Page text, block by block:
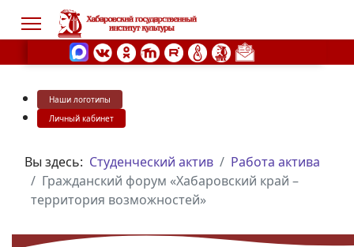
Наши логотипы
Личный кабинет
Вы здесь: Студенческий актив
Работа актива
Гражданский форум «Хабаровский край –
территория возможностей»